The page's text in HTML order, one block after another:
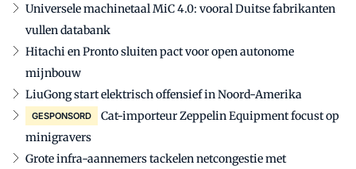
Universele machinetaal MiC 4.0: vooral Duitse fabrikanten
vullen databank
Hitachi en Pronto sluiten pact voor open autonome
mijnbouw
LiuGong start elektrisch offensief in Noord-Amerika
GESPONSORD
Cat-importeur Zeppelin Equipment focust op
minigravers
Grote infra-aannemers tackelen netcongestie met